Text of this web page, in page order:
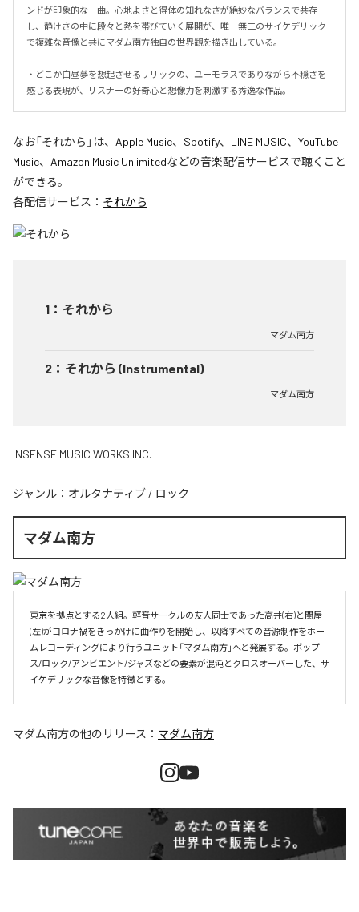
ンドが印象的な一曲。心地よさと得体の知れなさが絶妙なバランスで共存
し、静けさの中に段々と熱を帯びていく展開が、唯一無二のサイケデリック
で複雑な音像と共にマダム南方独自の世界観を描き出している。
・どこか白昼夢を想起させるリリックの、ユーモラスでありながら不穏さを
感じる表現が、リスナーの好奇心と想像力を刺激する秀逸な作品。
なお「それから 」は、 Apple Music、 Spotify、 LINE MUSIC、 YouTube
Music、 Amazon Music Unlimitedなどの音楽配信サービスで聴くこと
ができる。
各配信サービス： それから
1 ： それから
マダム南方
2 ： それから (Instrumental)
マダム南方
INSENSE MUSIC WORKS INC.
ジャンル： オルタナティブ / ロック
マダム南方
東京を拠点とする2人組。軽音サークルの友人同士であった高井(右)と関屋
(左)がコロナ禍をきっかけに曲作りを開始し、以降すべての音源制作をホー
ムレコーディングにより行うユニット「マダム南方」へと発展する。ポップ
ス/ロック/アンビエント/ジャズなどの要素が混沌とクロスオーバーした、サ
イケデリックな音像を特徴とする。
マダム南方の他のリリース： マダム南方